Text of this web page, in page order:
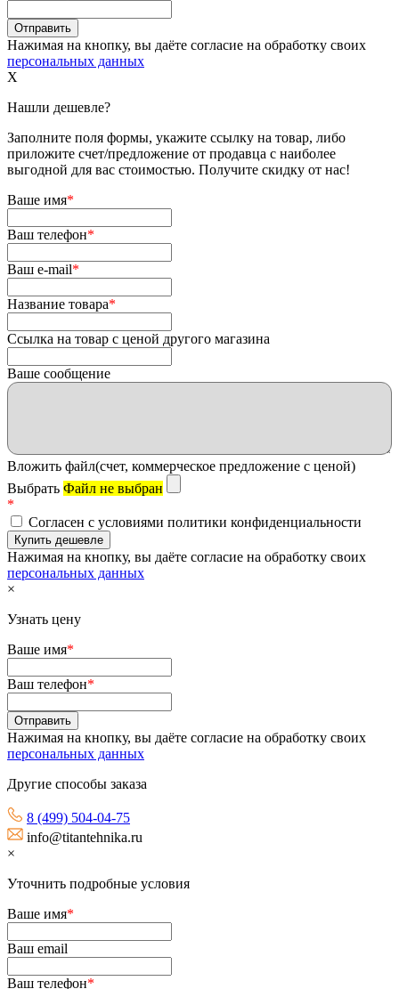
Нажимая на кнопку, вы даёте согласие на обработку своих
персональных данных
X
Нашли дешевле?
Заполните поля формы, укажите ссылку на товар, либо
приложите счет/предложение от продавца с наиболее
выгодной для вас стоимостью. Получите скидку от нас!
Ваше имя*
Ваш телефон*
Ваш e-mail*
Название товара*
Ссылка на товар с ценой другого магазина
Ваше сообщение
Вложить файл(счет, коммерческое предложение с ценой)
Выбрать Файл не выбран
*
Согласен с условиями политики конфиденциальности
Нажимая на кнопку, вы даёте согласие на обработку своих
персональных данных
×
Узнать цену
Ваше имя*
Ваш телефон*
Нажимая на кнопку, вы даёте согласие на обработку своих
персональных данных
Другие способы заказа
8 (499) 504-04-75
info@titantehnika.ru
×
Уточнить подробные условия
Ваше имя*
Ваш email
Ваш телефон*